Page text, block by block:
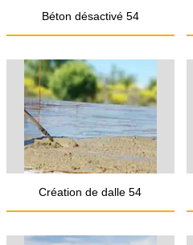
Béton désactivé 54
Création de dalle 54